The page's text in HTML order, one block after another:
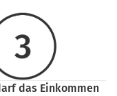
das Einkommen